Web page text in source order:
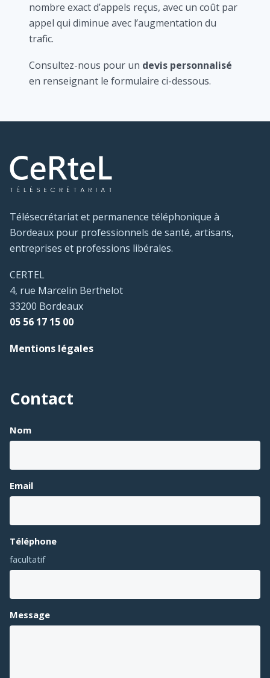
nombre exact d’appels reçus, avec un coût par
appel qui diminue avec l’augmentation du
trafic.
Consultez-nous pour un devis personnalisé
en renseignant le formulaire ci-dessous.
Télésecrétariat et permanence téléphonique à
Bordeaux pour professionnels de santé, artisans,
entreprises et professions libérales.
CERTEL
4, rue Marcelin Berthelot
33200 Bordeaux
05 56 17 15 00
Mentions légales
Contact
Nom
Email
Téléphone
facultatif
Message